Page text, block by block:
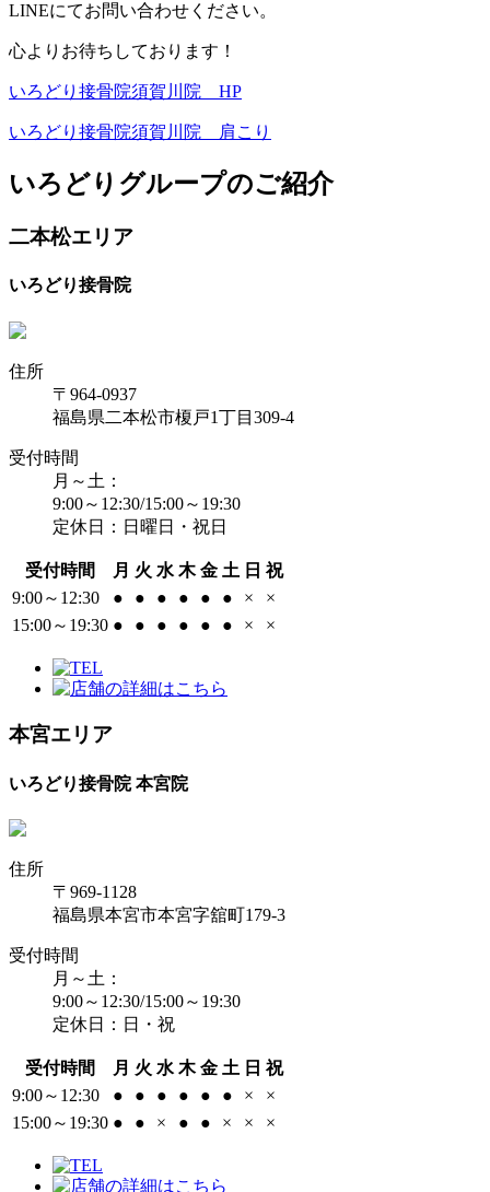
LINEにてお問い合わせください。
心よりお待ちしております！
いろどり接骨院須賀川院 HP
いろどり接骨院須賀川院 肩こり
いろどりグループのご紹介
二本松エリア
いろどり接骨院
住所
〒964-0937
福島県二本松市榎戸1丁目309-4
受付時間
月～土：
9:00～12:30/15:00～19:30
定休日：日曜日・祝日
受付時間 月 火 水 木 金 土 日 祝
9:00～12:30
● ● ● ● ● ● ×
×
15:00～19:30 ● ● ● ● ● ● × ×
本宮エリア
いろどり接骨院 本宮院
住所
〒969-1128
福島県本宮市本宮字舘町179-3
受付時間
月～土：
9:00～12:30/15:00～19:30
定休日：日・祝
受付時間 月 火 水 木 金 土 日 祝
9:00～12:30
● ● ● ● ● ● ×
×
15:00～19:30 ● ● × ● ● × × ×